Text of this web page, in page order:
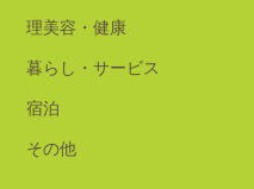
理美容・健康
暮らし・サービス
宿泊
その他